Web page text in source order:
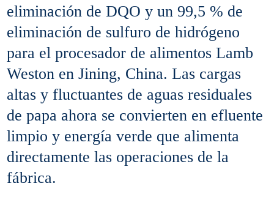
eliminación de DQO y un 99,5 % de
eliminación de sulfuro de hidrógeno
para el procesador de alimentos Lamb
Weston en Jining, China. Las cargas
altas y fluctuantes de aguas residuales
de papa ahora se convierten en efluente
limpio y energía verde que alimenta
directamente las operaciones de la
fábrica.